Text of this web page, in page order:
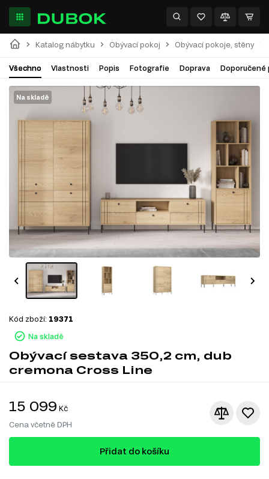
Katalog nábytku Obývací pokoj Obývací pokoje, stěny
Všechno Vlastnosti Popis Fotografie Doprava Doporučené
Na skladě
Na skladě
Kód zboží: 19371
Obývací sestava 350,2 cm, dub
cremona Cross Line
15 099 Kč
Cena včetně DPH
Přidat do košíku